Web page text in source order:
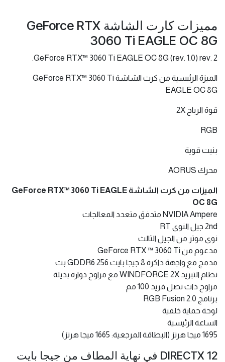
مميزات كارت الشاشة GeForce RTX
3060 Ti EAGLE OC 8G
GeForce RTX™ 3060 Ti EAGLE OC 8G (rev. 1.0) rev. 2.
الميزة الرئيسية من كرت الشاشة GeForce RTX™ 3060 Ti
EAGLE OC 8G
قوة الرياح 2X
RGB
بنيت قوية
محرك AORUS
الميزات من كرت الشاشة GeForce RTX™ 3060 Ti EAGLE
OC 8G
NVIDIA Ampere متدفق متعدد المعالجات
2nd جيل النوى RT
نوى موتر من الجيل الثالث
مدعوم من GeForce RTX ™ 3060 Ti
مدمج مع واجهة ذاكرة 8 جيجا بايت GDDR6 256 بت
نظام التبريد WINDFORCE 2X مع مراوح دوارة بديلة
مراوح ذات نصل فريد 100 مم
برنامج RGB Fusion 2.0
لوحة حماية خلفية
الساعة الرئيسية
1695 ميجا هرتز (البطاقة المرجعية: 1665 ميجا هرتز)
DIRECTX 12 في نهاية المطاف من جيجا بايت